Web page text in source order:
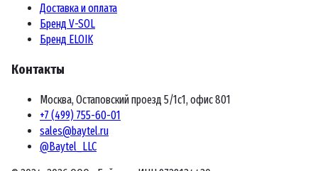
Доставка и оплата
Бренд V-SOL
Бренд ELOIK
Контакты
Москва, Остаповский проезд 5/1с1, офис 801
+7 (499) 755-60-01
sales@baytel.ru
@Baytel_LLC